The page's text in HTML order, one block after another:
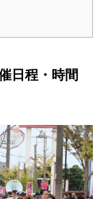
日程・時間